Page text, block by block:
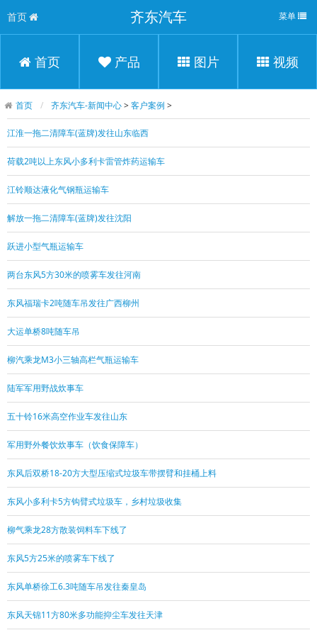
首页 齐东汽车 菜单
首页 产品 图片 视频
首页 齐东汽车-新闻中心>客户案例 >
江淮一拖二清障车(蓝牌)发往山东临西
荷载2吨以上东风小多利卡雷管炸药运输车
江铃顺达液化气钢瓶运输车
解放一拖二清障车(蓝牌)发往沈阳
跃进小型气瓶运输车
两台东风5方30米的喷雾车发往河南
东风福瑞卡2吨随车吊发往广西柳州
大运单桥8吨随车吊
柳汽乘龙M3小三轴高栏气瓶运输车
陆军军用野战炊事车
五十铃16米高空作业车发往山东
军用野外餐饮炊事车（饮食保障车）
东风后双桥18-20方大型压缩式垃圾车带摆臂和挂桶上料
东风小多利卡5方钩臂式垃圾车，乡村垃圾收集
柳气乘龙28方散装饲料车下线了
东风5方25米的喷雾车下线了
东风单桥徐工6.3吨随车吊发往秦皇岛
东风天锦11方80米多功能抑尘车发往天津